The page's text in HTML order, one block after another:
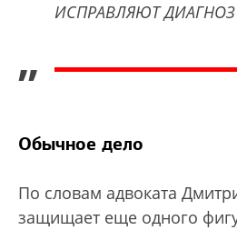
ИСПРАВЛЯЮТ
”
Обычное дело
По словам адвоката
защищает еще одного